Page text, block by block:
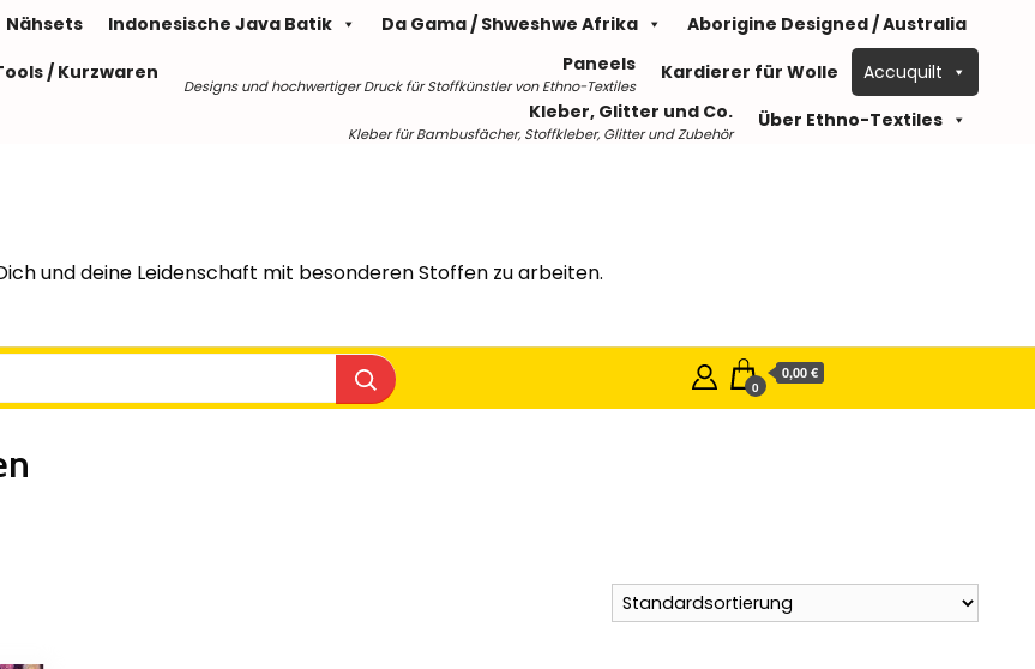
Nähsets Indonesische Java Batik Da Gama / Shweshwe Afrika
Aborigine Designed / Australia
/ Kurzwaren Paneels
Designs und hochwertiger Druck für Stoffkünstler von Ethno-Textiles
Kardierer für Wolle
Accuquilt
Kleber, Glitter und Co.
Kleber für Bambusfächer, Stoffkleber, Glitter und Zubehör
Über Ethno-Textiles
und deine Leidenschaft mit besonderen Stoffen zu arbeiten.
0
0,00 €